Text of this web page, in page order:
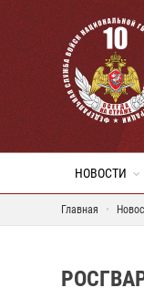
НОВОСТИ
Главная